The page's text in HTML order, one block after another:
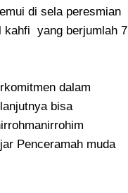
di sela peresmian
kahfi yang berjumlah 7
dalam
bisa
Penceramah muda